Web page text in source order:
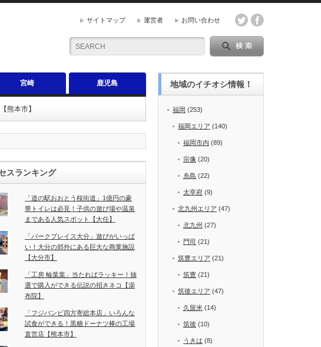
サイトマップ 運営者 お問い合わせ
宮崎 鹿児島
熊本市】
スランキング
「道の駅おおとう桜街道」1億円の豪
華トイレは必見！子供の遊び場や温泉
まである人気スポット【大任】
「パークプレイス大分」遊びがいっぱ
い！大分の郊外にある巨大な商業施設
【大分市】
「工房 輪葉葉」当たればラッキー！抽
選で購入ができる伝説の招きネコ【湯
布院】
「フジバンビ四方寄総本店」いろんな
試食ができる！黒糖ドーナツ棒の工場
直営店【熊本市】
地域のイチオシ情報！
福岡 (253)
福岡エリア (140)
福岡市内 (89)
宗像 (20)
糸島 (22)
太宰府 (9)
北九州エリア (47)
北九州 (27)
門司 (21)
筑豊エリア (21)
筑豊 (21)
筑後エリア (47)
久留米 (14)
筑後 (10)
うきは (8)